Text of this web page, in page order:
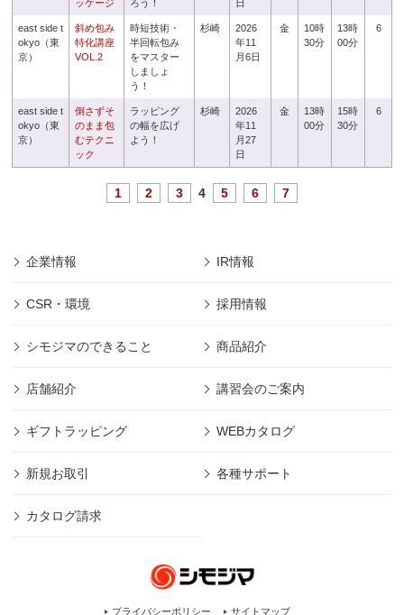
ッケージ
ろう！
日
east side t
okyo（東
京）
斜め包み
特化講座
VOL.2
時短技術・
半回転包み
をマスター
しましょ
う！
杉崎
2026
年11
月6日
金
10時
30分
13時
00分
6
east side t
okyo（東
京）
倒さずそ
のまま包
むテクニ
ック
ラッピング
の幅を広げ
よう！
杉崎
2026
年11
月27
日
金
13時
00分
15時
30分
6
1 2 3 4 5 6 7
企業情報 IR情報
CSR・環境 採用情報
シモジマのできること 商品紹介
店舗紹介 講習会のご案内
ギフトラッピング WEBカタログ
新規お取引 各種サポート
カタログ請求
プライバシーポリシー サイトマップ